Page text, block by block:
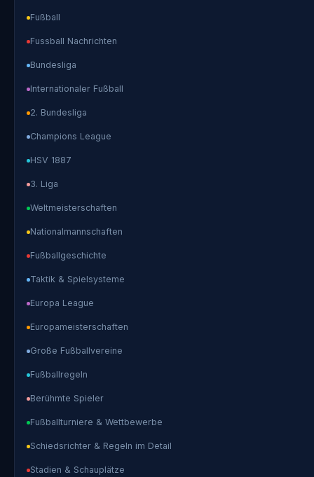
Fußball
Fussball Nachrichten
Bundesliga
Internationaler Fußball
2. Bundesliga
Champions League
HSV 1887
3. Liga
Weltmeisterschaften
Nationalmannschaften
Fußballgeschichte
Taktik & Spielsysteme
Europa League
Europameisterschaften
Große Fußballvereine
Fußballregeln
Berühmte Spieler
Fußballturniere & Wettbewerbe
Schiedsrichter & Regeln im Detail
Stadien & Schauplätze